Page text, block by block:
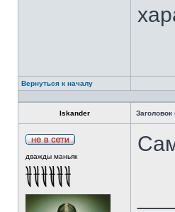
Вернуться к началу
Iskander
дважды маньяк